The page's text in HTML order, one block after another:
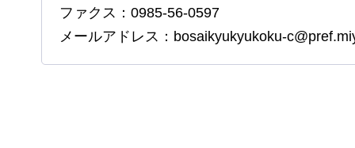
ファクス：0985-56-0597
メールアドレス：bosaikyukyukoku-